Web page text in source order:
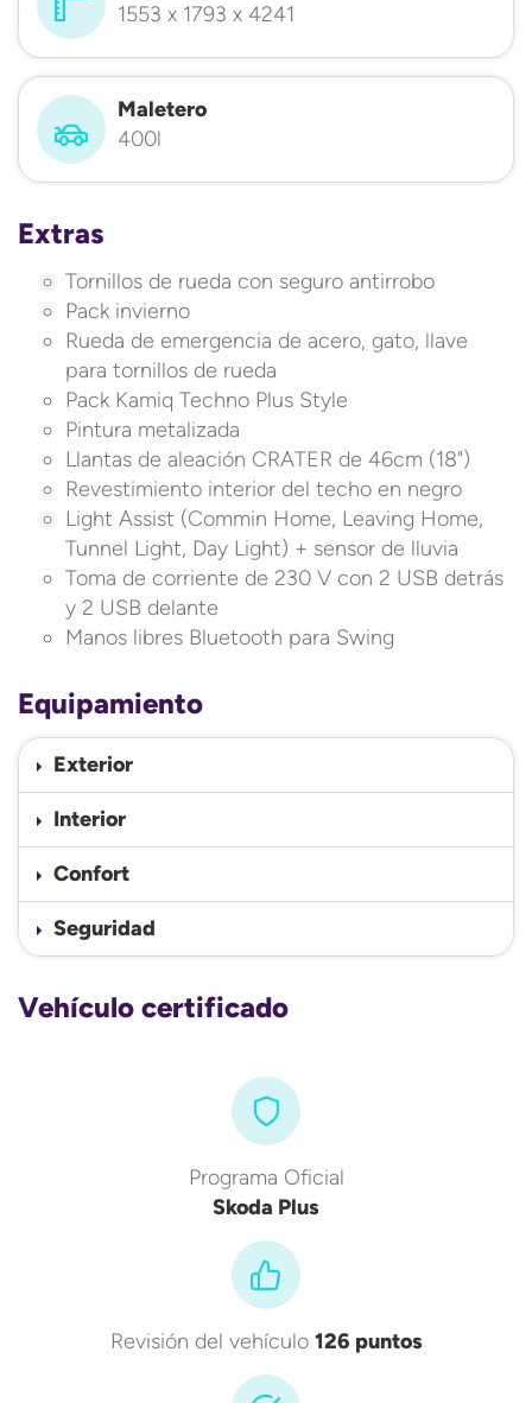
1553 x 1793 x 4241
Maletero
400l
Extras
Tornillos de rueda con seguro antirrobo
Pack invierno
Rueda de emergencia de acero, gato, llave
para tornillos de rueda
Pack Kamiq Techno Plus Style
Pintura metalizada
Llantas de aleación CRATER de 46cm (18")
Revestimiento interior del techo en negro
Light Assist (Commin Home, Leaving Home,
Tunnel Light, Day Light) + sensor de lluvia
Toma de corriente de 230 V con 2 USB detrás
y 2 USB delante
Manos libres Bluetooth para Swing
Equipamiento
Exterior
Interior
Confort
Seguridad
Vehículo certificado
Programa Oficial
Skoda Plus
Revisión del vehículo 126 puntos